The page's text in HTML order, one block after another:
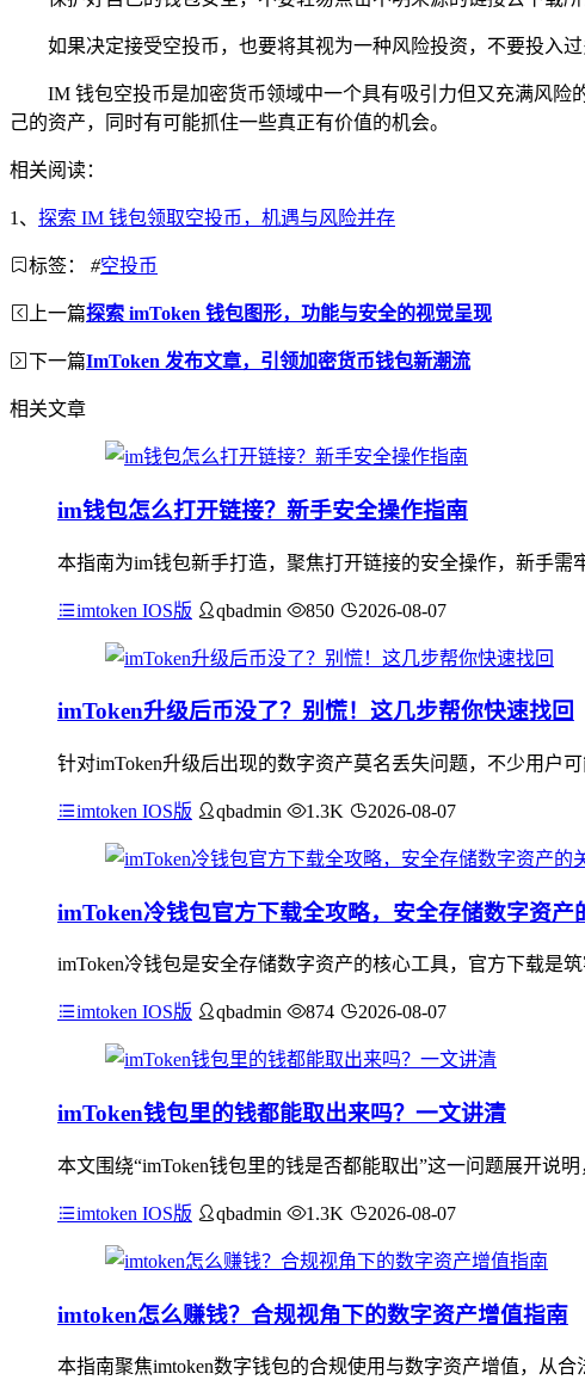
如果决定接受空投币，也要将其视为一种风险投资，不要投入
IM 钱包空投币是加密货币领域中一个具有吸引力但又充满风
己的资产，同时有可能抓住一些真正有价值的机会。
相关阅读：
1、 探索 IM 钱包领取空投币，机遇与风险并存
标签： #空投币
上一篇探索 imToken 钱包图形，功能与安全的视觉呈现
下一篇ImToken 发布文章，引领加密货币钱包新潮流
相关文章
im钱包怎么打开链接？新手安全操作指南
本指南为im钱包新手打造，聚焦打开链接的安全操作，新手
imtoken IOS版 qbadmin 850 2026-08-07
imToken升级后币没了？别慌！这几步帮你快速找回
针对imToken升级后出现的数字资产莫名丢失问题，不少用户
imtoken IOS版 qbadmin 1.3K 2026-08-07
imToken冷钱包官方下载全攻略，安全存储数字资产
imToken冷钱包是安全存储数字资产的核心工具，官方下载是
imtoken IOS版 qbadmin 874 2026-08-07
imToken钱包里的钱都能取出来吗？一文讲清
本文围绕“imToken钱包里的钱是否都能取出”这一问题展开说
imtoken IOS版 qbadmin 1.3K 2026-08-07
imtoken怎么赚钱？合规视角下的数字资产增值指南
本指南聚焦imtoken数字钱包的合规使用与数字资产增值，从